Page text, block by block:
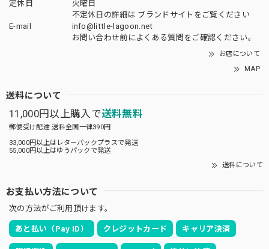
定休日
火曜日
不定休日の詳細は ブランドサイト をご覧ください
E-mail
info@little-lagoon.net
お問い合わせ前によくある質問をご確認ください。
お店について
MAP
送料について
11,000円以上購入で送料無料
郵便受け配達 送料全国一律390円
33,000円以上はレターパックプラスで発送
55,000円以上はゆうパックで発送
送料について
お支払い方法について
次の方法がご利用頂けます。
あと払い（Pay ID） クレジットカード キャリア決済